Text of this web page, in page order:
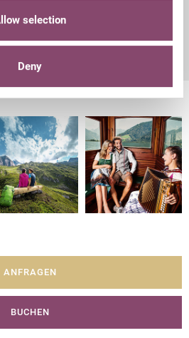
selection
Deny
Tag ab 15 Jahre aufgeschlagen.
ANFRAGEN
BUCHEN